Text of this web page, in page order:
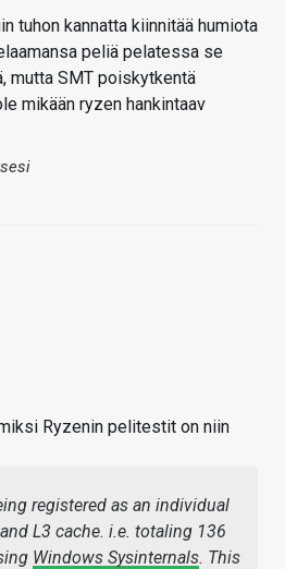
tuhon kannatta kiinnitää humiota
peliä pelatessa se
mutta SMT poiskytkentä
mikään ryzen hankintaav
Ryzenin pelitestit on niin
registered as an individual
L3 cache. i.e. totaling 136
Windows Sysinternals. This